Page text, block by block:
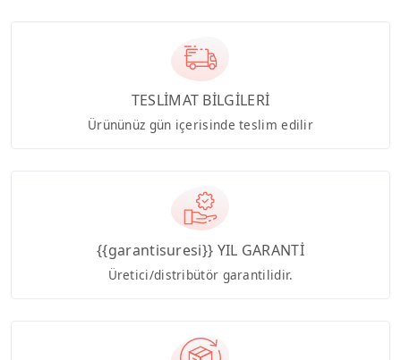
TESLİMAT BİLGİLERİ
Ürününüz gün içerisinde teslim edilir
{{garantisuresi}} YIL GARANTİ
Üretici/distribütör garantilidir.